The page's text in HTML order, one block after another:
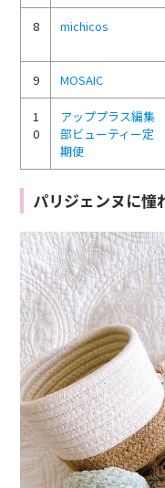
8 michicos
9 MOSAIC
1
0
アッププラス編集
部ビューティー定
期便
パリジェンヌに